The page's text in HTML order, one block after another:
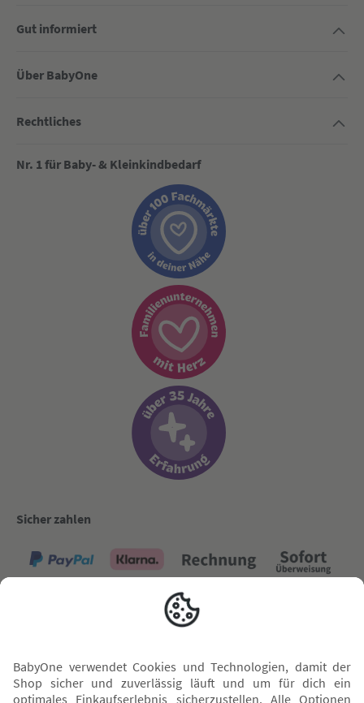
Gut informiert
Über BabyOne
Rechtliches
Nr. 1 für Baby- & Kleinkindbedarf
Sicher zahlen